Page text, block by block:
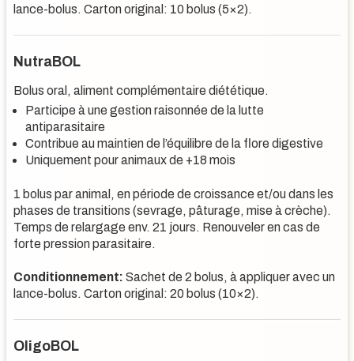
lance-bolus. Carton original: 10 bolus (5×2).
NutraBOL
Bolus oral, aliment complémentaire diététique.
Participe à une gestion raisonnée de la lutte
antiparasitaire
Contribue au maintien de l’équilibre de la flore digestive
Uniquement pour animaux de +18 mois
1 bolus par animal, en période de croissance et/ou dans les
phases de transitions (sevrage, pâturage, mise à crèche).
Temps de relargage env. 21 jours. Renouveler en cas de
forte pression parasitaire.
Conditionnement: Sachet de 2 bolus, à appliquer avec un
lance-bolus. Carton original: 20 bolus (10×2).
OligoBOL